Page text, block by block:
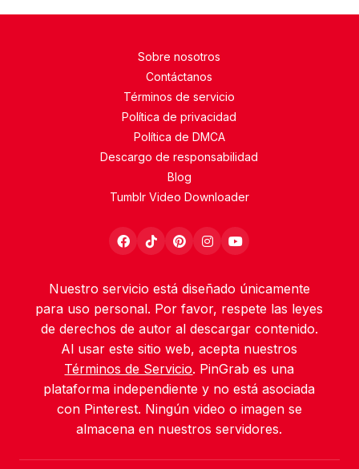
Sobre nosotros
Contáctanos
Términos de servicio
Política de privacidad
Política de DMCA
Descargo de responsabilidad
Blog
Tumblr Video Downloader
Nuestro servicio está diseñado únicamente
para uso personal. Por favor, respete las leyes
de derechos de autor al descargar contenido.
Al usar este sitio web, acepta nuestros
Términos de Servicio. PinGrab es una
plataforma independiente y no está asociada
con Pinterest. Ningún video o imagen se
almacena en nuestros servidores.